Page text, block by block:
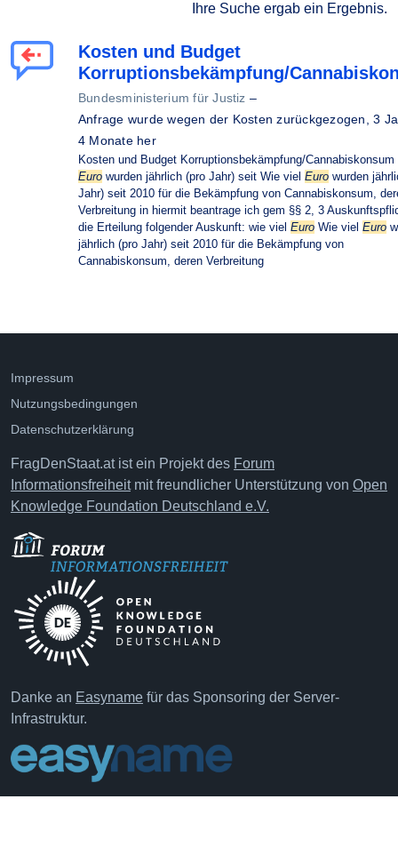
Ihre Suche ergab ein Ergebnis.
Kosten und Budget
Korruptionsbekämpfung/
Bundesministerium für Justiz –
Anfrage wurde wegen der Kosten zurückgezogen,3
4 Monate her
Kosten und Budget Korruptionsbekämpfung/
Euro wurden jährlich (pro Jahr) seit Wie viel Euro wurden
Jahr) seit 2010 für die Bekämpfung von Cannabiskonsum,
Verbreitung in hiermit beantrage ich gem §§ 2, 3
die Erteilung folgender Auskunft: wie viel Euro Wie viel Euro
jährlich (pro Jahr) seit 2010 für die Bekämpfung von
Cannabiskonsum, deren Verbreitung
Impressum
Nutzungsbedingungen
Datenschutzerklärung
FragDenStaat.at ist ein Projekt des Forum
Informationsfreiheitmit freundlicher Unterstützung von Open
Knowledge Foundation Deutschland e.V.
Danke an Easyname für das Sponsoring der Server-
Infrastruktur.